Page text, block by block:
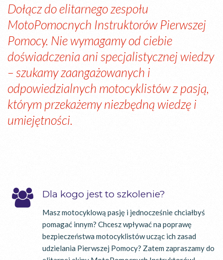
Dołącz do elitarnego zespołu
MotoPomocnych Instruktorów Pierwszej
Pomocy. Nie wymagamy od ciebie
doświadczenia ani specjalistycznej wiedzy
– szukamy zaangażowanych i
odpowiedzialnych motocyklistów z pasją,
którym przekażemy niezbędną wiedzę i
umiejętności.
Dla kogo jest to szkolenie?
Masz motocyklową pasję i jednocześnie chciałbyś
pomagać innym? Chcesz wpływać na poprawę
bezpieczeństwa motocyklistów ucząc ich zasad
udzielania Pierwszej Pomocy? Zatem zapraszamy do